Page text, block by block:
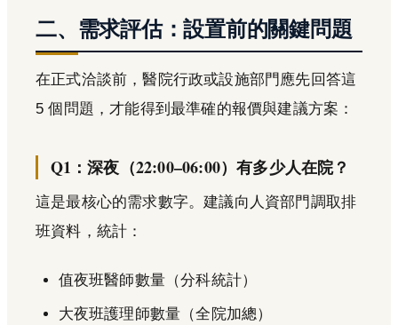
二、需求評估：設置前的關鍵問題
在正式洽談前，醫院行政或設施部門應先回答這
5 個問題，才能得到最準確的報價與建議方案：
Q1：深夜（22:00–06:00）有多少人在院？
這是最核心的需求數字。建議向人資部門調取排
班資料，統計：
值夜班醫師數量（分科統計）
大夜班護理師數量（全院加總）